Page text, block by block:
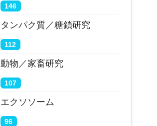
146
タンパク質／糖鎖研究
112
動物／家畜研究
107
エクソソーム
96